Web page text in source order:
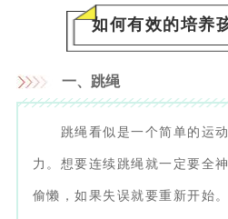
如何有效的培养
一、跳绳
跳绳看似是一个简单的运动
力。想要连续跳绳就一定要全
偷懒，如果失误就要重新开始